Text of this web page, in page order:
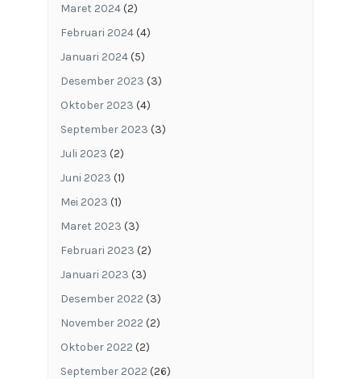
Maret 2024(2)
Februari 2024(4)
Januari 2024(5)
Desember 2023 (3)
Oktober 2023 (4)
September 2023 (3)
Juli 2023 (2)
Juni 2023 (1)
Mei 2023 (1)
Maret 2023 (3)
Februari 2023 (2)
Januari 2023 (3)
Desember 2022 (3)
November 2022 (2)
Oktober 2022 (2)
September 2022 (26)